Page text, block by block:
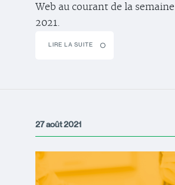
Web au courant de la
2021.
LIRE LA SUITE
27 août 2021